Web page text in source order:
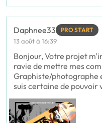
Daphnee33 PRO START
13 août à 16:39
Bonjour, Votre projet
ravie de mettre mes
Graphiste/photographe
suis certaine de pouvoir